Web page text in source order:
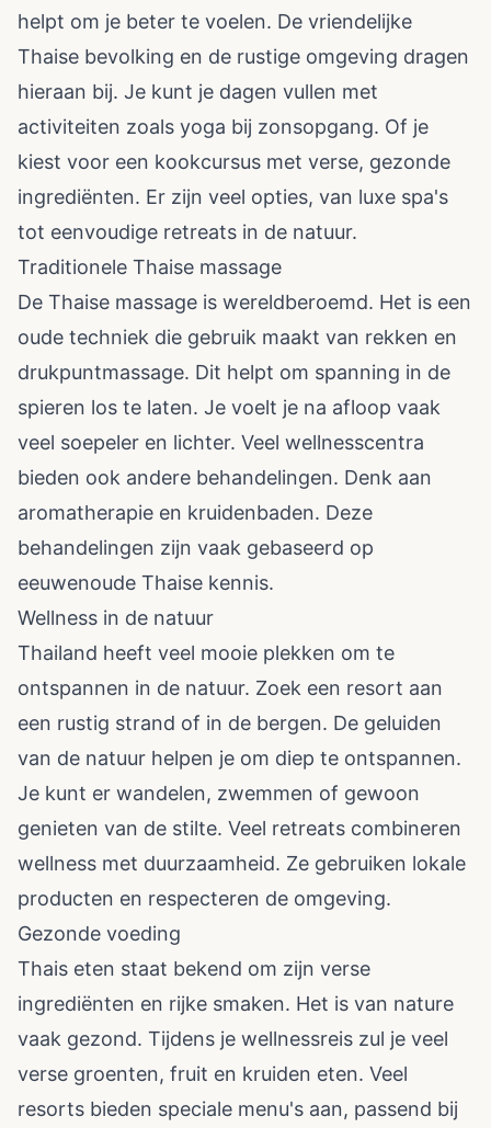
helpt om je beter te voelen. De vriendelijke
Thaise bevolking en de rustige omgeving dragen
hieraan bij. Je kunt je dagen vullen met
activiteiten zoals yoga bij zonsopgang. Of je
kiest voor een kookcursus met verse, gezonde
ingrediënten. Er zijn veel opties, van luxe spa's
tot eenvoudige retreats in de natuur.
Traditionele Thaise massage
De Thaise massage is wereldberoemd. Het is een
oude techniek die gebruik maakt van rekken en
drukpuntmassage. Dit helpt om spanning in de
spieren los te laten. Je voelt je na afloop vaak
veel soepeler en lichter. Veel wellnesscentra
bieden ook andere behandelingen. Denk aan
aromatherapie en kruidenbaden. Deze
behandelingen zijn vaak gebaseerd op
eeuwenoude Thaise kennis.
Wellness in de natuur
Thailand heeft veel mooie plekken om te
ontspannen in de natuur. Zoek een resort aan
een rustig strand of in de bergen. De geluiden
van de natuur helpen je om diep te ontspannen.
Je kunt er wandelen, zwemmen of gewoon
genieten van de stilte. Veel retreats combineren
wellness met duurzaamheid. Ze gebruiken lokale
producten en respecteren de omgeving.
Gezonde voeding
Thais eten staat bekend om zijn verse
ingrediënten en rijke smaken. Het is van nature
vaak gezond. Tijdens je wellnessreis zul je veel
verse groenten, fruit en kruiden eten. Veel
resorts bieden speciale menu's aan, passend bij